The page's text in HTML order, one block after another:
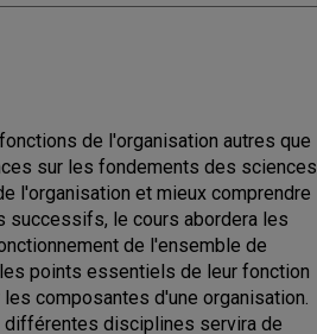
de l'organisation autres que
sur les fondements des sciences
l'organisation et mieux comprendre
successifs, le cours abordera les
de l'ensemble de
points essentiels de leur fonction
composantes d'une organisation.
différentes disciplines servira de